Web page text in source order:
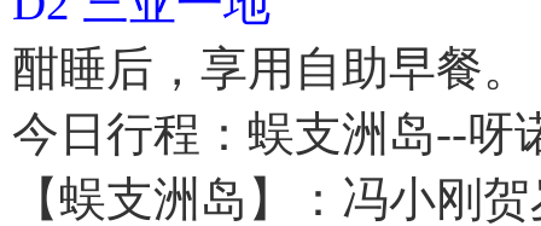
酣睡后，享用自助早餐。
今日行程：蜈支洲岛--呀
【蜈支洲岛】：冯小刚